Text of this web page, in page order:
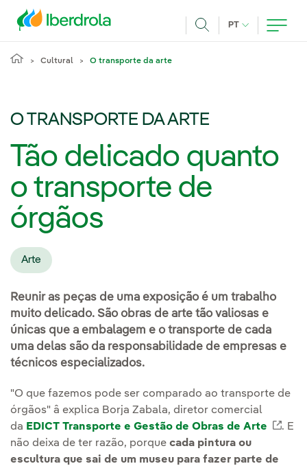
PT IDIOMA ATUAL,
Cultural O transporte da arte
O TRANSPORTE DA ARTE
Tão delicado quanto
o transporte de
órgãos
Arte
Reunir as peças de uma exposição é um trabalho
muito delicado. São obras de arte tão valiosas e
únicas que a embalagem e o transporte de cada
uma delas são da responsabilidade de empresas e
técnicos especializados.
"O que fazemos pode ser comparado ao transporte de
órgãos" â explica Borja Zabala, diretor comercial
da EDICT Transporte e Gestão de Obras de Arte Link
. E
não deixa de ter razão, porque cada pintura ou
escultura que sai de um museu para fazer parte de